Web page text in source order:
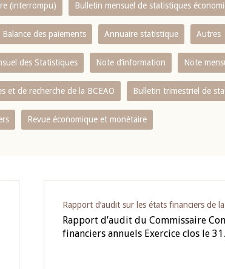
(interrompu) Bulletin mensuel de statistiques
Balance des paiements Annuaire statistique Autres
des Statistiques Note d’information Note
et de recherche de la BCEAO Bulletin trimestriel de
Revue économique et monétaire
Rapport d‘audit sur les états financiers de
Rapport d’audit du Commissaire
financiers annuels Exercice clos le